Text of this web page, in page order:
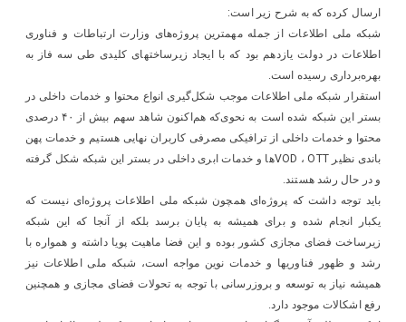
ارسال کرده که به شرح زیر است:
شبکه ملی اطلاعات از جمله مهمترین پروژه‌های وزارت ارتباطات و فناوری
اطلاعات در دولت یازدهم بود که با ایجاد زیرساختهای کلیدی طی سه فاز به
بهره‌برداری رسیده است.
استقرار شبکه ملی اطلاعات موجب شکل‌گیری انواع محتوا و خدمات داخلی در
بستر این شبکه شده است به نحوی‌که هم‌اکنون شاهد سهم بیش از ۴۰ درصدی
محتوا و خدمات داخلی از ترافیکی مصرفی کاربران نهایی هستیم و خدمات پهن
باندی نظیر VOD ، OTTها و خدمات ابری داخلی در بستر این شبکه شکل گرفته
و در حال رشد هستند.
باید توجه داشت که پروژه‌ای همچون شبکه ملی اطلاعات پروژه‌ای نیست که
یکبار انجام شده و برای همیشه به پایان برسد بلکه از آنجا که این شبکه
زیرساخت فضای مجازی کشور بوده و این فضا ماهیت پویا داشته و همواره با
رشد و ظهور فناوریها و خدمات نوین مواجه است، شبکه ملی اطلاعات نیز
همیشه نیاز به توسعه و بروزرسانی با توجه به تحولات فضای مجازی و همچنین
رفع اشکالات موجود دارد.